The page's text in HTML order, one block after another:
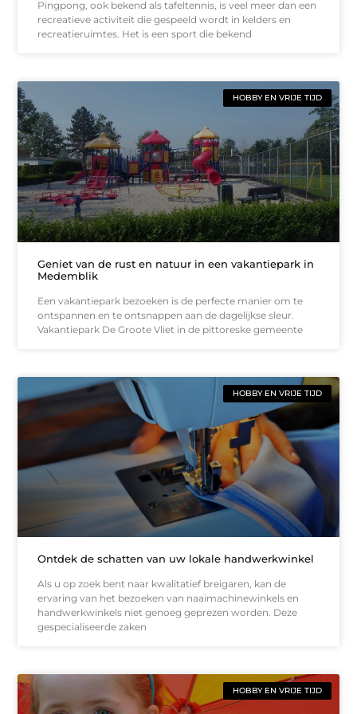
Pingpong, ook bekend als tafeltennis, is veel meer dan een
recreatieve activiteit die gespeeld wordt in kelders en
recreatieruimtes. Het is een sport die bekend
HOBBY EN VRIJE TIJD
Geniet van de rust en natuur in een vakantiepark in
Medemblik
Een vakantiepark bezoeken is de perfecte manier om te
ontspannen en te ontsnappen aan de dagelijkse sleur.
Vakantiepark De Groote Vliet in de pittoreske gemeente
HOBBY EN VRIJE TIJD
Ontdek de schatten van uw lokale handwerkwinkel
Als u op zoek bent naar kwalitatief breigaren, kan de
ervaring van het bezoeken van naaimachinewinkels en
handwerkwinkels niet genoeg geprezen worden. Deze
gespecialiseerde zaken
HOBBY EN VRIJE TIJD